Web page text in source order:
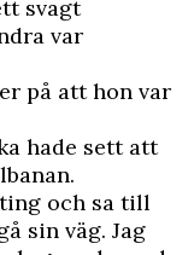
svagt
var
på att hon var
hade sett att
och sa till
sin väg. Jag